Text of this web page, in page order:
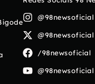
@98newsoficial
@98newsoficial
/98newsoficial
@98newsoficial